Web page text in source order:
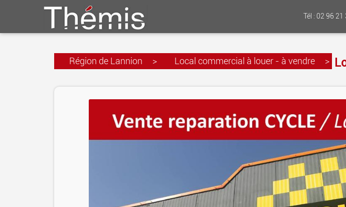
Tél : 02 96 21
Région de Lannion > Local commercial à louer - à vendre >